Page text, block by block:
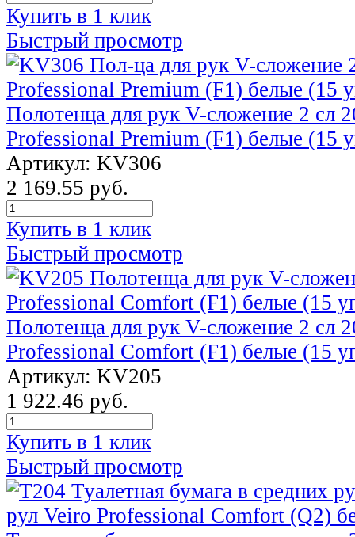
Купить в 1 клик
Быстрый просмотр
Полотенца для рук V-сложение 2 сл
Professional Premium (F1) белые (15
Артикул: KV306
2 169.55 руб.
Купить в 1 клик
Быстрый просмотр
Полотенца для рук V-сложение 2 сл
Professional Comfort (F1) белые (15
Артикул: KV205
1 922.46 руб.
Купить в 1 клик
Быстрый просмотр